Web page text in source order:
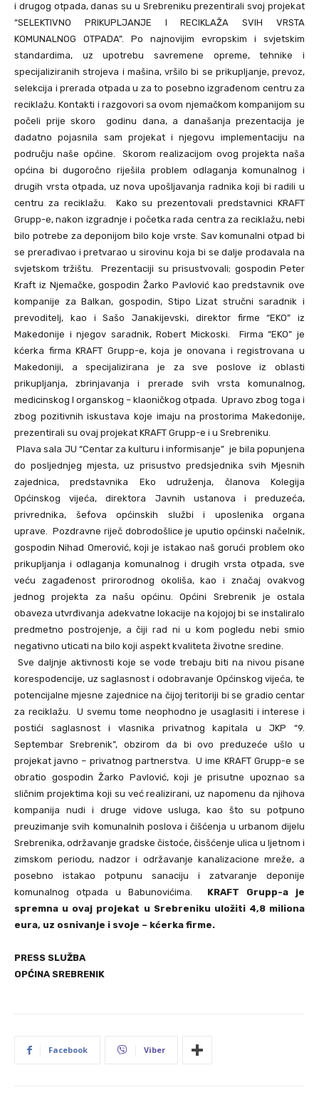
i drugog otpada, danas su u Srebreniku prezentirali svoj projekat
“SELEKTIVNO PRIKUPLJANJE I RECIKLAŽA SVIH VRSTA
KOMUNALNOG OTPADA”. Po najnovijim evropskim i svjetskim
standardima, uz upotrebu savremene opreme, tehnike i
specijaliziranih strojeva i mašina, vršilo bi se prikupljanje, prevoz,
selekcija i prerada otpada u za to posebno izgrađenom centru za
reciklažu. Kontakti i razgovori sa ovom njemačkom kompanijom su
počeli prije skoro godinu dana, a današanja prezentacija je
dadatno pojasnila sam projekat i njegovu implementaciju na
području naše općine. Skorom realizacijom ovog projekta naša
općina bi dugoročno riješila problem odlaganja komunalnog i
drugih vrsta otpada, uz nova upošljavanja radnika koji bi radili u
centru za reciklažu. Kako su prezentovali predstavnici KRAFT
Grupp-e, nakon izgradnje i početka rada centra za reciklažu, nebi
bilo potrebe za deponijom bilo koje vrste. Sav komunalni otpad bi
se prerađivao i pretvarao u sirovinu koja bi se dalje prodavala na
svjetskom tržištu. Prezentaciji su prisustvovali; gospodin Peter
Kraft iz Njemačke, gospodin Žarko Pavlović kao predstavnik ove
kompanije za Balkan, gospodin, Stipo Lizat stručni saradnik i
prevoditelj, kao i Sašo Janakijevski, direktor firme “EKO” iz
Makedonije i njegov saradnik, Robert Mickoski. Firma “EKO” je
kćerka firma KRAFT Grupp-e, koja je onovana i registrovana u
Makedoniji, a specijalizirana je za sve poslove iz oblasti
prikupljanja, zbrinjavanja i prerade svih vrsta komunalnog,
medicinskog I organskog – klaoničkog otpada. Upravo zbog toga i
zbog pozitivnih iskustava koje imaju na prostorima Makedonije,
prezentirali su ovaj projekat KRAFT Grupp-e i u Srebreniku.
Plava sala JU “Centar za kulturu i informisanje” je bila popunjena
do posljednjeg mjesta, uz prisustvo predsjednika svih Mjesnih
zajednica, predstavnika Eko udruženja, članova Kolegija
Općinskog vijeća, direktora Javnih ustanova i preduzeća,
privrednika, šefova općinskih službi i uposlenika organa
uprave. Pozdravne riječ dobrodošlice je uputio općinski načelnik,
gospodin Nihad Omerović, koji je istakao naš gorući problem oko
prikupljanja i odlaganja komunalnog i drugih vrsta otpada, sve
veću zagađenost prirorodnog okoliša, kao i značaj ovakvog
jednog projekta za našu općinu. Općini Srebrenik je ostala
obaveza utvrđivanja adekvatne lokacije na kojojoj bi se instaliralo
predmetno postrojenje, a čiji rad ni u kom pogledu nebi smio
negativno uticati na bilo koji aspekt kvaliteta životne sredine.
Sve daljnje aktivnosti koje se vode trebaju biti na nivou pisane
korespodencije, uz saglasnost i odobravanje Općinskog vijeća, te
potencijalne mjesne zajednice na čijoj teritoriji bi se gradio centar
za reciklažu. U svemu tome neophodno je usaglasiti i interese i
postići saglasnost i vlasnika privatnog kapitala u JKP “9.
Septembar Srebrenik”, obzirom da bi ovo preduzeće ušlo u
projekat javno – privatnog partnerstva. U ime KRAFT Grupp-e se
obratio gospodin Žarko Pavlović, koji je prisutne upoznao sa
sličnim projektima koji su već realizirani, uz napomenu da njihova
kompanija nudi i druge vidove usluga, kao što su potpuno
preuzimanje svih komunalnih poslova i čišćenja u urbanom dijelu
Srebrenika, održavanje gradske čistoće, čisšćenje ulica u ljetnom i
zimskom periodu, nadzor i održavanje kanalizacione mreže, a
posebno istakao potpunu sanaciju i zatvaranje deponije
komunalnog otpada u Babunovićima.
KRAFT Grupp-a je
spremna u ovaj projekat u Srebreniku uložiti 4,8 miliona
eura, uz osnivanje i svoje – kćerka firme.
PRESS SLUŽBA
OPĆINA SREBRENIK
Facebook Viber